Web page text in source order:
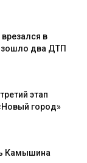
в
два ДТП
этап
город»
Камышина